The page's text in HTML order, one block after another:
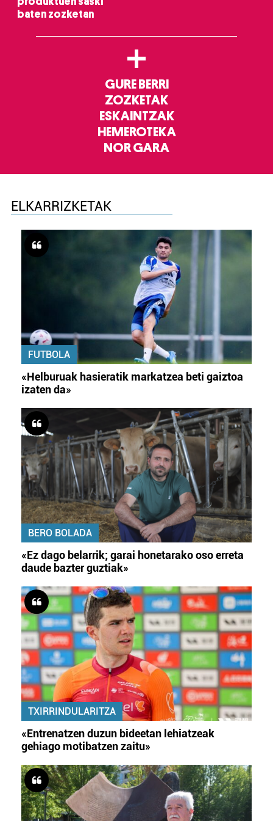
baten zozketan
+
GURE BERRI
ZOZKETAK
ESKAINTZAK
HEMEROTEKA
NOR GARA
ELKARRIZKETAK
FUTBOLA
«Helburuak hasieratik markatzea beti gaiztoa
izaten da»
BERO BOLADA
«Ez dago belarrik; garai honetarako oso erreta
daude bazter guztiak»
TXIRRINDULARITZA
«Entrenatzen duzun bideetan lehiatzeak
gehiago motibatzen zaitu»